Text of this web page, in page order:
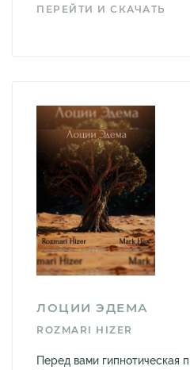
ПЕРЕЙТИ И СКАЧАТЬ
ЛОЦИИ ЭДЕМА
ROZMARI HIZER
Перед вами гипнотическая